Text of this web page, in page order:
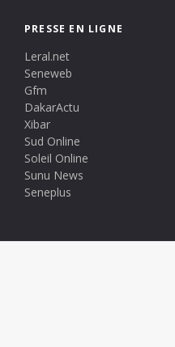
PRESSE EN LIGNE
Leral.net
Seneweb
Gfm
DakarActu
Xibar
Sud Online
Soleil Online
Sunu News
Seneplus